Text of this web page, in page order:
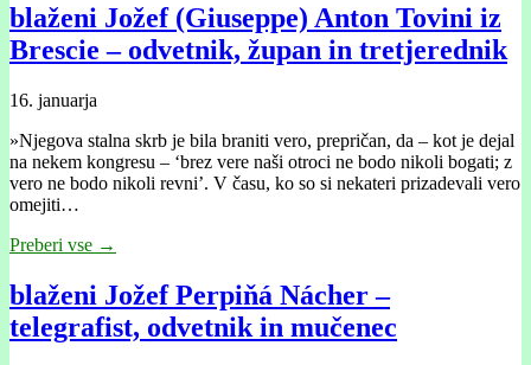
blaženi Jožef (Giuseppe) Anton Tovini iz
Brescie – odvetnik, župan in tretjerednik
16. januarja
»Njegova stalna skrb je bila braniti vero, prepričan, da – kot je dejal
na nekem kongresu – ‘brez vere naši otroci ne bodo nikoli bogati; z
vero ne bodo nikoli revni’. V času, ko so si nekateri prizadevali vero
omejiti…
Preberi vse →
blaženi Jožef Perpiňá Nácher –
telegrafist, odvetnik in mučenec